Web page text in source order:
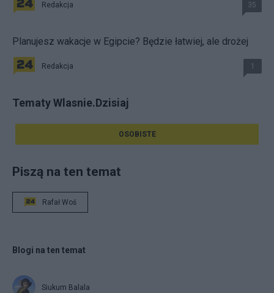
Redakcja 35
Planujesz wakacje w Egipcie? Będzie łatwiej, ale drożej
Redakcja 1
Tematy Wlasnie.Dzisiaj
OSOBISTE
Piszą na ten temat
Rafał Woś
Blogi na ten temat
Siukum Balala